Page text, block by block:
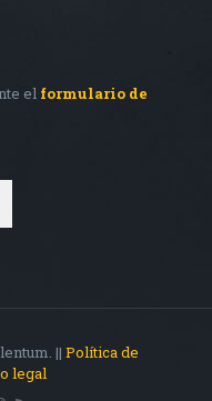
el formulario de
|| Política de
legal